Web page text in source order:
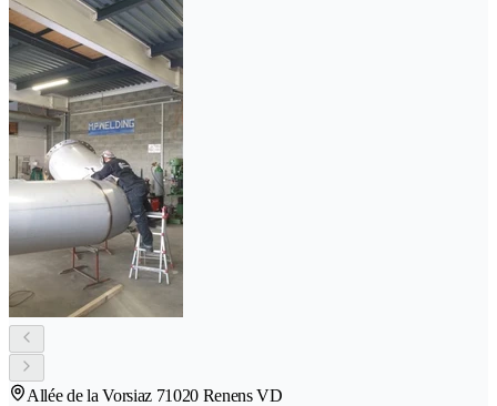
Allée de la Vorsiaz 71020 Renens VD